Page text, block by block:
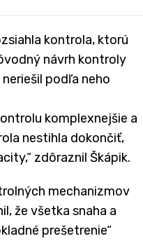
kontrola, ktorú
návrh kontroly
podľa neho
komplexnejšie a
nestihla dokončiť,
zdôraznil Škápik.
mechanizmov
že všetka snaha a
prešetrenie“